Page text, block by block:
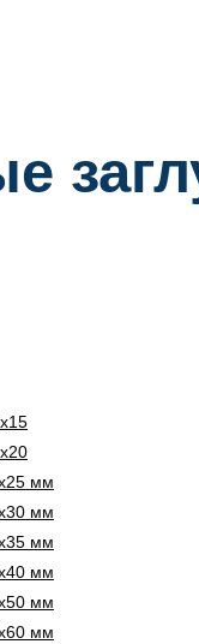
мм
мм
мм
мм
мм
мм